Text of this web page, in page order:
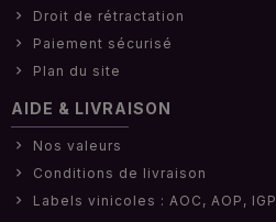
Droit de rétractation
Paiement sécurisé
Plan du site
AIDE & LIVRAISON
Nos valeurs
Conditions de livraison
Labels vinicoles : AOC, AOP, IGP